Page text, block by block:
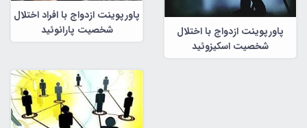
پاورپوینت ازدواج با اختلال
شخصیت اسکیزوئید
پاورپوینت ازدواج با افراد اختلال
شخصیت پارانوئید